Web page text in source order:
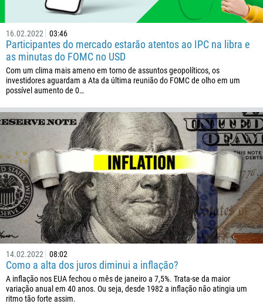
16.02.2022 03:46
Participantes do mercado estarão atentos ao IPC na libra e
as minutas do FOMC no USD
Com um clima mais ameno em torno de assuntos geopolíticos, os
investidores aguardam a Ata da última reunião do FOMC de olho em um
possível aumento de 0…
14.02.2022 08:02
Como a alta dos juros diminui a inflação?
A inflação nos EUA fechou o mês de janeiro a 7,5%. Trata-se da maior
variação anual em 40 anos. Ou seja, desde 1982 a inflação não atingia um
ritmo tão forte assim.
Ligue de volta
Número de telefone
1
93
355
213
1684
376
244
Agende uma chamada
00:00 — 23:00
Insira seu e-mail
Insira seu comentário, se necessário